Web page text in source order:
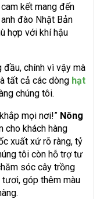
kết mang đến
đào Nhật Bản
hợp với khí hậu
chính vì vậy mà
tất cả các dòng hạt
chúng tôi.
mọi nơi!” Nông
cho khách hàng
xuất xứ rõ ràng, tỷ
tôi còn hỗ trợ tư
sóc cây trồng
góp thêm màu